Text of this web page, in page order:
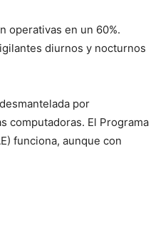
operativas en un 60%.
diurnos y nocturnos
por
computadoras. El Programa
funciona, aunque con